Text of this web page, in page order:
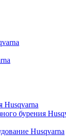
Husqvarna
бурения
Husqvarna